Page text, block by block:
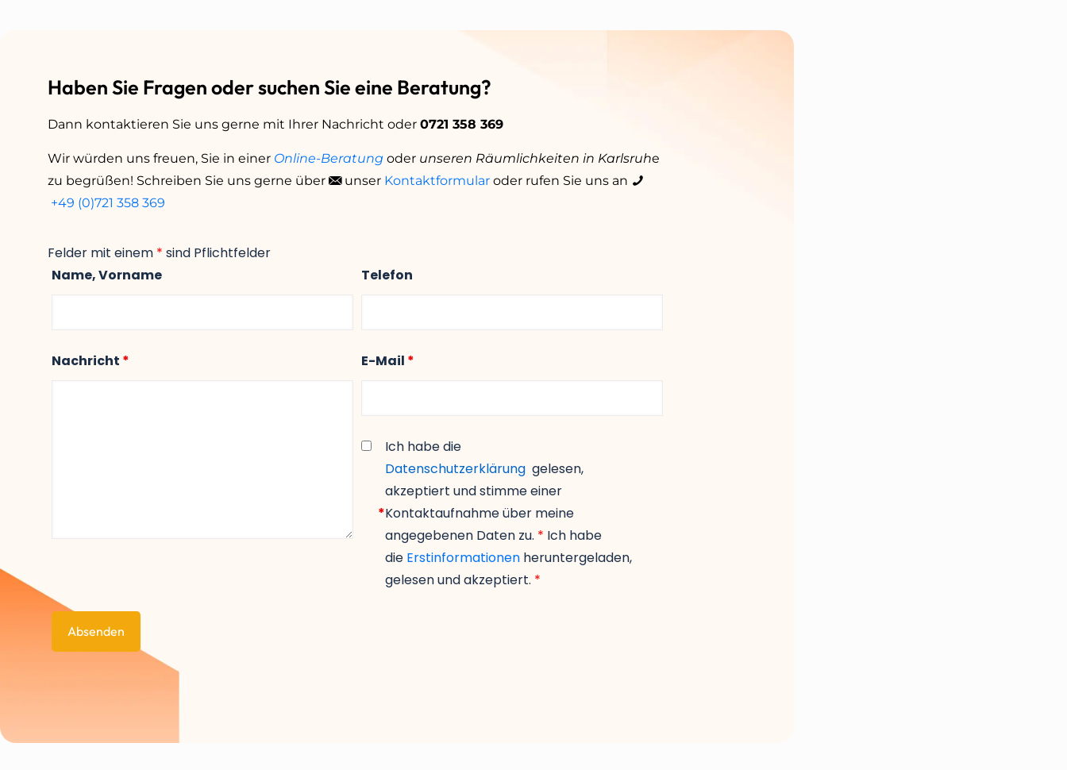
Haben Sie Fragen oder suchen Sie eine Beratung?
Dann kontaktieren Sie uns gerne mit Ihrer Nachricht oder 0721 358 369
Wir würden uns freuen, Sie in einer Online-Beratung oder unseren Räumlichkeiten in Karlsruhe
zu begrüßen! Schreiben Sie uns gerne über
unser Kontaktformular oder rufen Sie uns an
+49 (0)721 358 369
Felder mit einem * sind Pflichtfelder
Name, Vorname
Telefon
Nachricht * E-Mail *
*
Ich habe die
Datenschutzerklärunggelesen,
akzeptiert und stimme einer
Kontaktaufnahme über meine
angegebenen Daten zu. * Ich habe
die Erstinformationenheruntergeladen,
gelesen und akzeptiert. *